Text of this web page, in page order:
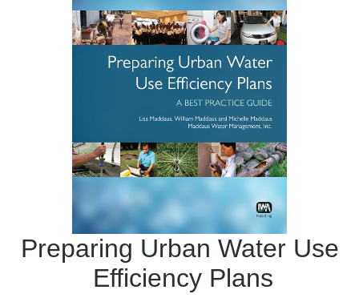
Preparing Urban Water Use
Efficiency Plans